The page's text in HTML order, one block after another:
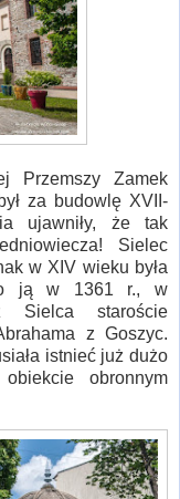
Przemszy Zamek
za budowlę XVII-
ujawniły, że tak
Sielec
w XIV wieku była
ją w 1361 r., w
Sielca staroście
z Goszyc.
istnieć już dużo
obronnym